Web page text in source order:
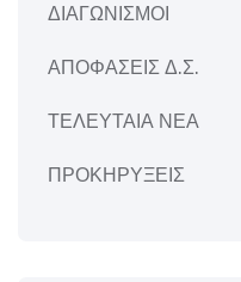
ΔΙΑΓΩΝΙΣΜΟΙ
ΑΠΟΦΑΣΕΙΣ Δ.Σ.
ΤΕΛΕΥΤΑΙΑ ΝΕΑ
ΠΡΟΚΗΡΥΞΕΙΣ